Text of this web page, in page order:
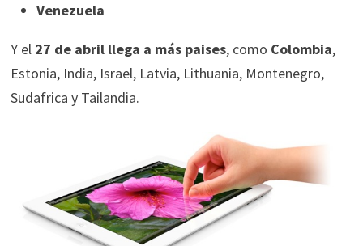
Venezuela
Y el 27 de abril llega a más paises, como Colombia,
Estonia, India, Israel, Latvia, Lithuania, Montenegro,
Sudafrica y Tailandia.